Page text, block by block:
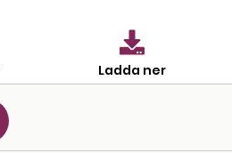
Ladda ner